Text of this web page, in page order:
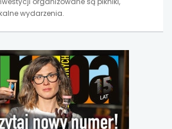
wydarzenia.
otwiera
nowej